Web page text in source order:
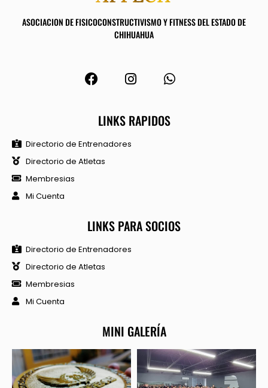
ASOCIACION DE FISICOCONSTRUCTIVISMO Y FITNESS DEL ESTADO DE
CHIHUAHUA
LINKS RAPIDOS
Directorio de Entrenadores
Directorio de Atletas
Membresias
Mi Cuenta
LINKS PARA SOCIOS
Directorio de Entrenadores
Directorio de Atletas
Membresias
Mi Cuenta
MINI GALERÍA